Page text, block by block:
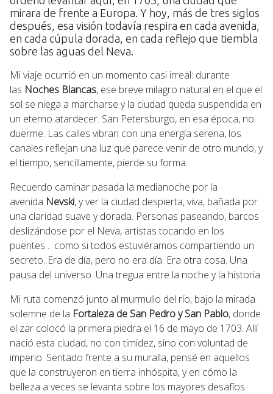
mirara de frente a Europa. Y hoy, más de tres siglos
después, esa visión todavía respira en cada avenida,
en cada cúpula dorada, en cada reflejo que tiembla
sobre las aguas del Neva.
Mi viaje ocurrió en un momento casi irreal: durante
las Noches Blancas, ese breve milagro natural en el que el
sol se niega a marcharse y la ciudad queda suspendida en
un eterno atardecer. San Petersburgo, en esa época, no
duerme. Las calles vibran con una energía serena, los
canales reflejan una luz que parece venir de otro mundo, y
el tiempo, sencillamente, pierde su forma.
Recuerdo caminar pasada la medianoche por la
avenida Nevski, y ver la ciudad despierta, viva, bañada por
una claridad suave y dorada. Personas paseando, barcos
deslizándose por el Neva, artistas tocando en los
puentes… como si todos estuviéramos compartiendo un
secreto. Era de día, pero no era día. Era otra cosa. Una
pausa del universo. Una tregua entre la noche y la historia.
Mi ruta comenzó junto al murmullo del río, bajo la mirada
solemne de la Fortaleza de San Pedro y San Pablo, donde
el zar colocó la primera piedra el 16 de mayo de 1703. Allí
nació esta ciudad, no con timidez, sino con voluntad de
imperio. Sentado frente a su muralla, pensé en aquellos
que la construyeron en tierra inhóspita, y en cómo la
belleza a veces se levanta sobre los mayores desafíos.